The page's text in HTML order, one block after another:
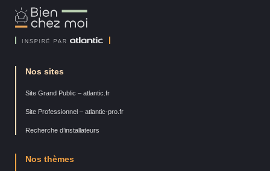
Bien
Chez
Nos sites
Site Grand Public – atlantic.fr
Site Professionnel – atlantic-pro.fr
Recherche d’installateurs
Nos thèmes